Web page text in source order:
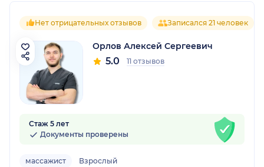
Нет отрицательных отзывов Записался 21 человек
Орлов Алексей Сергеевич
5.0 11 отзывов
Стаж 5 лет
Документы проверены
массажист Взрослый